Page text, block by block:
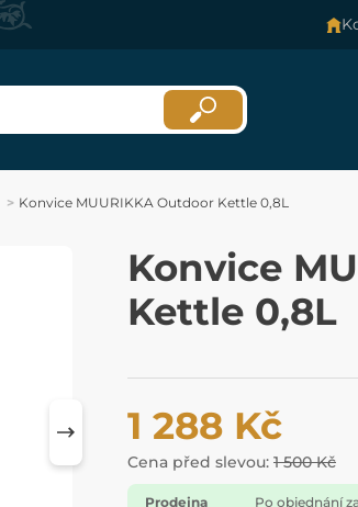
Konvice MUURIKKA Outdoor Kettle 0,8L
Konvice
Kettle 0,8L
1 288 Kč
Cena před slevou: 1 500 Kč
Prodejna
Po objednání